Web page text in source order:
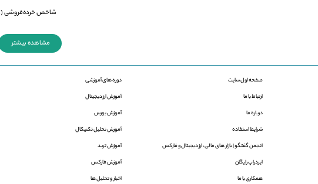
شاخص خرده‌فروشی (Retail Sales Index) چیست و چرا برای تریدرها مهم است؟
مشاهده بیشتر
صفحه اول سایت
ارتباط با ما
درباره ما
شرایط استفاده
انجمن گفتگو |‌ بازار های مالی ، ارز دیجیتال و فارکس
ایردراپ رایگان
همکاری با ما
دوره های آموزشی
آموزش ارز دیجیتال
آموزش بورس
آموزش تحلیل تکنیکال
آموزش ترید
آموزش فارکس
اخبار و تحلیل ها